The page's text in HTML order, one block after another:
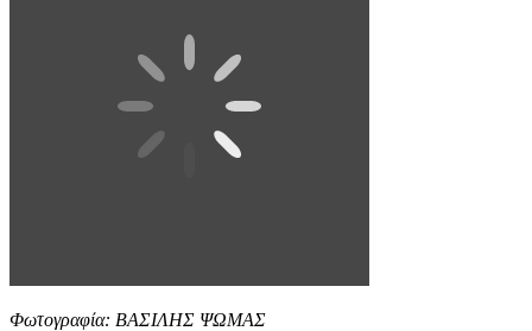
Φωτογραφία: ΒΑΣΙΛΗΣ ΨΩΜΑΣ